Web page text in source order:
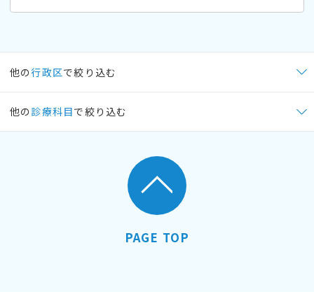
他の行政区で絞り込む
他の 診療科目で絞り込む
PAGE TOP